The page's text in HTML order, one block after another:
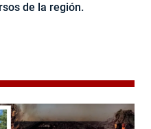
de la región.